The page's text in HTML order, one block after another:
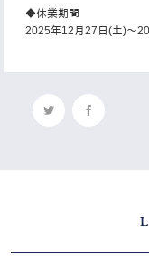
◆休業期間
2025年12月27日(土)～